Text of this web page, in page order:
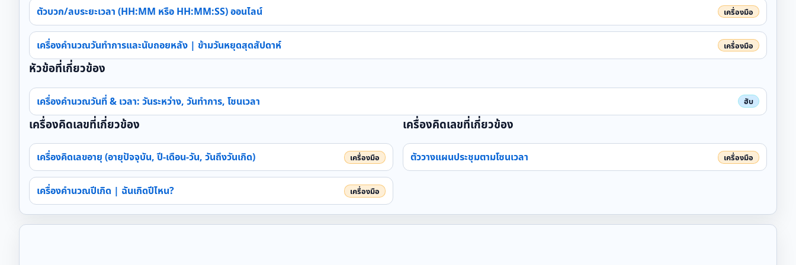
ตัวบวก/ลบระยะเวลา (HH:MM หรือ HH:MM:SS) ออนไลน์
เครื่องคำนวณวันทำการและนับถอยหลัง | ข้ามวันหยุดสุดสัปดาห์
หัวข้อที่เกี่ยวข้อง
เครื่องคำนวณวันที่ & เวลา: วันระหว่าง, วันทำการ, โซนเวลา
เครื่องคิดเลขที่เกี่ยวข้อง
เครื่องคิดเลขอายุ (อายุปัจจุบัน, ปี-เดือน-วัน, วันถึงวันเกิด)
เครื่องคำนวณปีเกิด | ฉันเกิดปีไหน?
เครื่องคิดเลขที่เกี่ยวข้อง
ตัววางแผนประชุมตามโซนเวลา